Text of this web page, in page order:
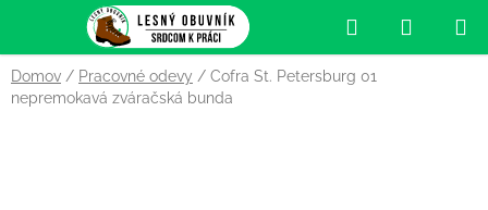
obsah
Hľadať
KOŠÍK
Domov / Pracovné odevy / Cofra St. Petersburg 01
nepremokavá zváračská bunda